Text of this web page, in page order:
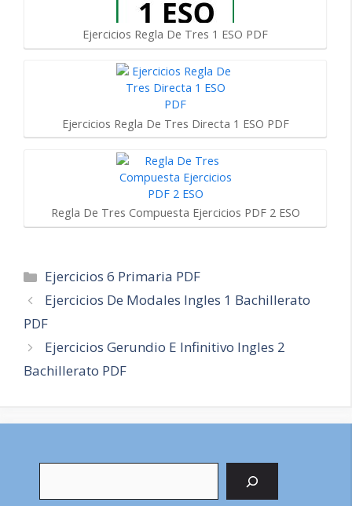
Ejercicios Regla De Tres 1 ESO PDF
Ejercicios Regla De Tres Directa 1 ESO PDF
Regla De Tres Compuesta Ejercicios PDF 2 ESO
Categorías
Ejercicios 6 Primaria PDF
Navegación
de
Ejercicios De Modales Ingles 1 Bachillerato
PDF
Ejercicios Gerundio E Infinitivo Ingles 2
Bachillerato PDF